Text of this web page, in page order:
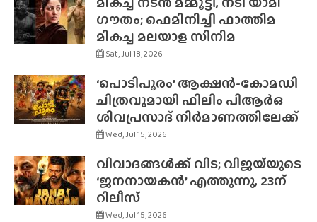
ഗൗതം; ഫെമിനിച്ചി ഫാത്തിമ
മികച്ച മലയാള സിനിമ
Sat, Jul 18, 2026
‘പൊടിപൂരം’ ആക്ഷൻ-കോമഡി
ചിത്രവുമായി ഫിലിം പിആർഒ
ശിവപ്രസാദ് നിർമാണത്തിലേക്ക്
Wed, Jul 15, 2026
വിവാദങ്ങൾക്ക് വിട; വിജയ്‌യുടെ
‘ജനനായകൻ’ എത്തുന്നു, 23ന്
റിലീസ്
Wed, Jul 15, 2026